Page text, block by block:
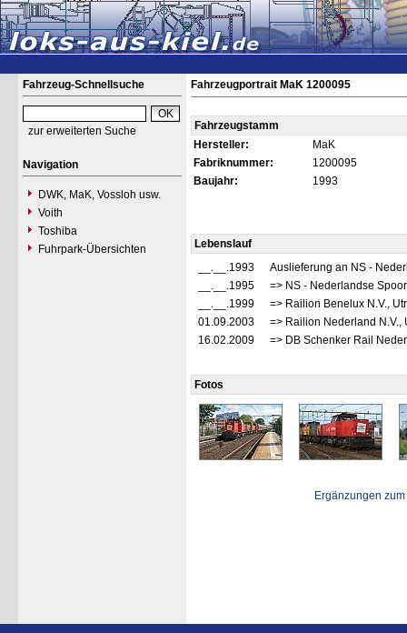
Fahrzeug-Schnellsuche
zur erweiterten Suche
Navigation
DWK, MaK, Vossloh usw.
Voith
Toshiba
Fuhrpark-Übersichten
Fahrzeugportrait MaK 1200095
Fahrzeugstamm
Hersteller:
MaK
Fabriknummer:
1200095
Baujahr:
1993
Lebenslauf
__.__.1993
Auslieferung an NS -
__.__.1995
=> NS - Nederlandse
__.__.1999
=> Railion Benelux N.V.,
01.09.2003
=> Railion Nederland
16.02.2009
=> DB Schenker Rail
Fotos
Ergänzungen